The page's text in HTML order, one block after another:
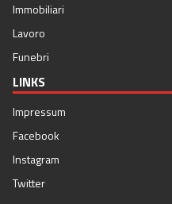
Immobiliari
Lavoro
Funebri
LINKS
Impressum
Facebook
Instagram
Twitter